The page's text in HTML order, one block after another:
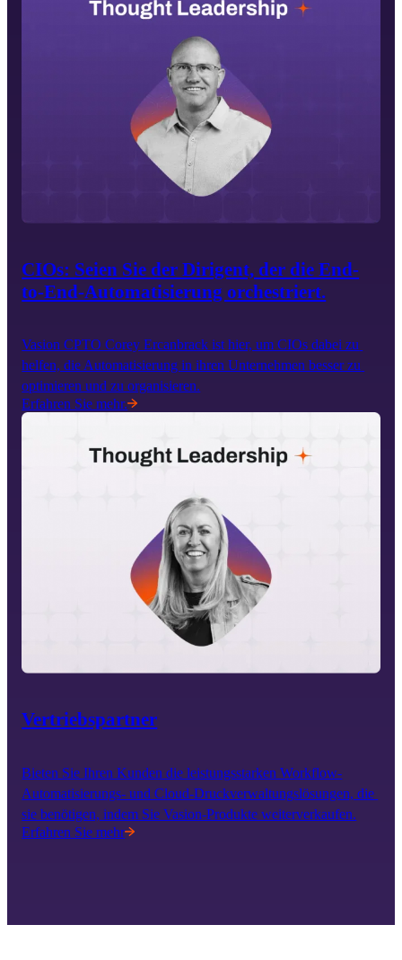
CIOs: Seien Sie der Dirigent, der die End-
to-End-Automatisierung orchestriert.
Vasion CPTO Corey Ercanbrack ist hier, um CIOs dabei zu
helfen, die Automatisierung in ihren Unternehmen besser zu
optimieren und zu organisieren.
Erfahren Sie mehr.
Vertriebspartner
Bieten Sie Ihren Kunden die leistungsstarken Workflow-
Automatisierungs- und Cloud-Druckverwaltungslösungen, die
sie benötigen, indem Sie Vasion-Produkte weiterverkaufen.
Erfahren Sie mehr